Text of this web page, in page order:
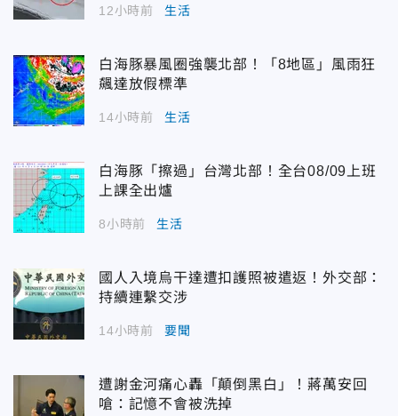
12小時前 生活
白海豚暴風圈強襲北部！「8地區」風雨狂
飆達放假標準
14小時前 生活
白海豚「擦過」台灣北部！全台08/09上班
上課全出爐
8小時前 生活
國人入境烏干達遭扣護照被遣返！外交部：
持續連繫交涉
14小時前 要聞
遭謝金河痛心轟「顛倒黑白」！蔣萬安回
嗆：記憶不會被洗掉